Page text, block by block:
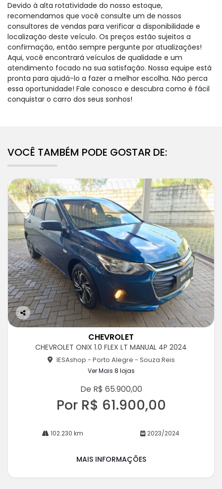
Devido à alta rotatividade do nosso estoque,
recomendamos que você consulte um de nossos
consultores de vendas para verificar a disponibilidade e
localização deste veículo. Os preços estão sujeitos a
confirmação, então sempre pergunte por atualizações!
Aqui, você encontrará veículos de qualidade e um
atendimento focado na sua satisfação. Nossa equipe está
pronta para ajudá-lo a fazer a melhor escolha. Não perca
essa oportunidade! Fale conosco e descubra como é fácil
conquistar o carro dos seus sonhos!
VOCÊ TAMBÉM PODE GOSTAR DE:
Co
CHEVROLET
CHEVROLET ONIX 1.0 FLEX LT MANUAL 4P 2024
IESAshop - Porto Alegre - Souza Reis
Ver Mais 8 lojas
De R$ 65.900,00
Por R$ 61.900,00
102.230 km 2023/2024
MAIS INFORMAÇÕES